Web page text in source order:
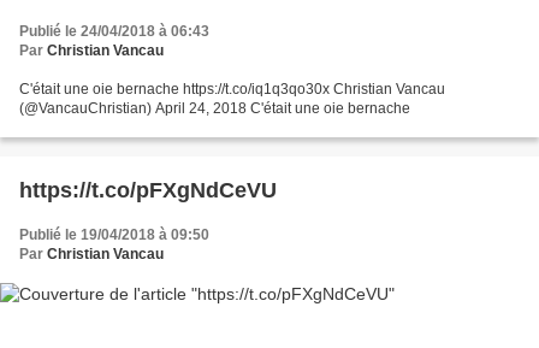
Publié le 24/04/2018 à 06:43
Par Christian Vancau
C'était une oie bernache https://t.co/iq1q3qo30x Christian Vancau
(@VancauChristian) April 24, 2018 C'était une oie bernache
https://t.co/pFXgNdCeVU
Publié le 19/04/2018 à 09:50
Par Christian Vancau